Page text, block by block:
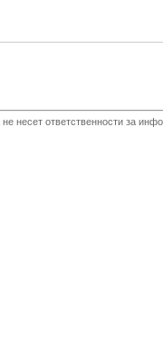
не несет ответственности за